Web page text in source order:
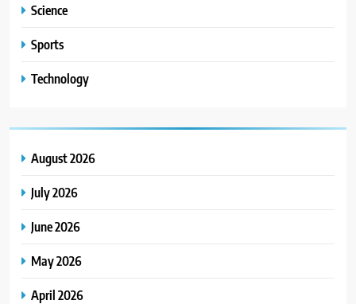
Science
Sports
Technology
August 2026
July 2026
June 2026
May 2026
April 2026